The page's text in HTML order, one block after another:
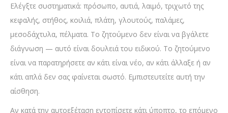
Ελέγξτε συστηματικά: πρόσωπο, αυτιά, λαιμό, τριχωτό της
κεφαλής, στήθος, κοιλιά, πλάτη, γλουτούς, παλάμες,
μεσοδάχτυλα, πέλματα. Το ζητούμενο δεν είναι να βγάλετε
διάγνωση — αυτό είναι δουλειά του ειδικού. Το ζητούμενο
είναι να παρατηρήσετε αν κάτι είναι νέο, αν κάτι άλλαξε ή αν
κάτι απλά δεν σας φαίνεται σωστό. Εμπιστευτείτε αυτή την
αίσθηση.
Αν κατά την αυτοεξέταση εντοπίσετε κάτι ύποπτο, το επόμενο